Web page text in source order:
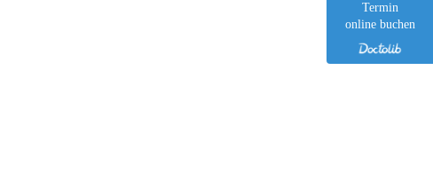
Termin
online buchen